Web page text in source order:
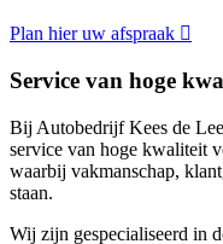
Plan hier uw afspraak
Service van hoge
Bij Autobedrijf Kees de
service van hoge kwaliteit
waarbij vakmanschap,
staan.
Wij zijn gespecialiseerd in